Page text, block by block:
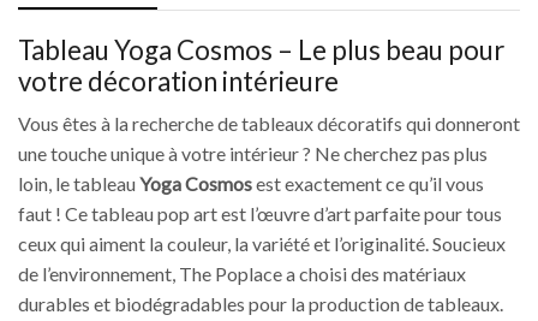
Tableau Yoga Cosmos – Le plus beau pour
votre décoration intérieure
Vous êtes à la recherche de tableaux décoratifs qui donneront
une touche unique à votre intérieur ? Ne cherchez pas plus
loin, le tableauYoga Cosmosest exactement ce qu’il vous
faut ! Ce tableau pop art est l’œuvre d’art parfaite pour tous
ceux qui aiment la couleur, la variété et l’originalité. Soucieux
de l’environnement, The Poplace a choisi des matériaux
durables et biodégradables pour la production de tableaux.